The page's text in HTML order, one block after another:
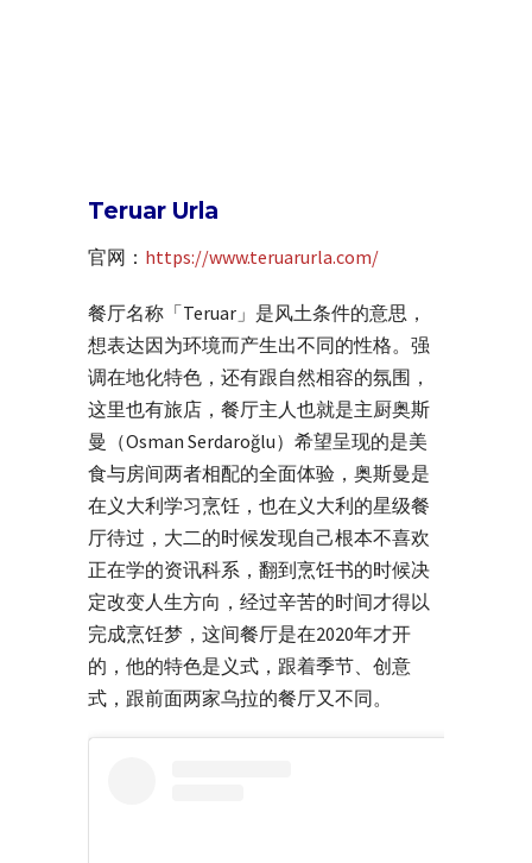
Teruar Urla
官网： https://www.teruarurla.com/
餐厅名称「Teruar」是风土条件的意思，
想表达因为环境而产生出不同的性格。强
调在地化特色，还有跟自然相容的氛围，
这里也有旅店，餐厅主人也就是主厨奥斯
曼（Osman Serdaroğlu）希望呈现的是美
食与房间两者相配的全面体验，奥斯曼是
在义大利学习烹饪，也在义大利的星级餐
厅待过，大二的时候发现自己根本不喜欢
正在学的资讯科系，翻到烹饪书的时候决
定改变人生方向，经过辛苦的时间才得以
完成烹饪梦，这间餐厅是在2020年才开
的，他的特色是义式，跟着季节、创意
式，跟前面两家乌拉的餐厅又不同。